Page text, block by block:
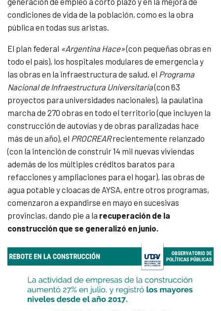
condiciones de vida de la población, como es la obra
pública en todas sus aristas.
El plan federal «Argentina Hace»(con pequeñas obras en
todo el país), los hospitales modulares de emergencia y
las obras en la infraestructura de salud, el Programa
Nacional de Infraestructura Universitaria(con 63
proyectos para universidades nacionales), la paulatina
marcha de 270 obras en todo el territorio (que incluyen la
construcción de autovías y de obras paralizadas hace
más de un año), el PROCREARrecientemente relanzado
(con la intención de construir 14 mil nuevas viviendas
además de los múltiples créditos baratos para
refacciones y ampliaciones para el hogar), las obras de
agua potable y cloacas de AYSA, entre otros programas,
comenzaron a expandirse en mayo en sucesivas
provincias, dando pie a la recuperación de la
construcción que se generalizó en junio.